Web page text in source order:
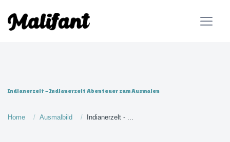
Indianerzelt - Indianerzelt Abenteuer zum Ausmalen
Home Ausmalbild Indianerzelt - ...